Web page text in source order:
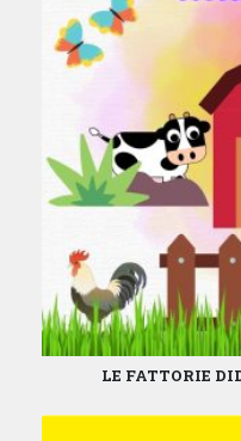
LE FATTORIE